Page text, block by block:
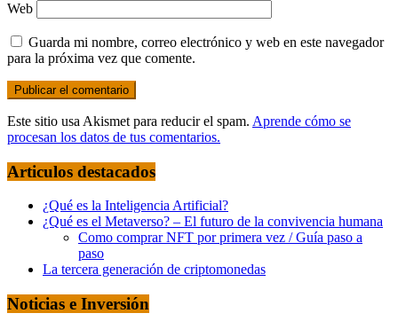
Web
Guarda mi nombre, correo electrónico y web en este navegador
para la próxima vez que comente.
Este sitio usa Akismet para reducir el spam. Aprende cómo se
procesan los datos de tus comentarios.
Articulos destacados
¿Qué es la Inteligencia Artificial?
¿Qué es el Metaverso? – El futuro de la convivencia humana
Como comprar NFT por primera vez / Guía paso a
paso
La tercera generación de criptomonedas
Noticias e Inversión